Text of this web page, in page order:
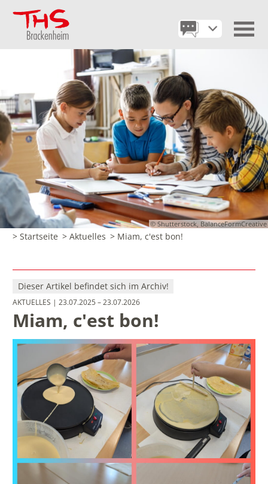
© Shutterstock, BalanceFormCreative
> Startseite > Aktuelles > Miam, c'est bon!
Dieser Artikel befindet sich im Archiv!
AKTUELLES | 23.07.2025 – 23.07.2026
Miam, c'est bon!